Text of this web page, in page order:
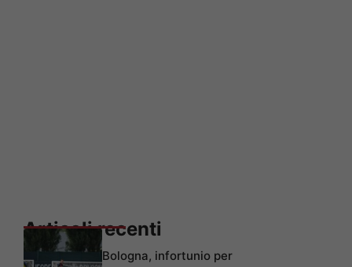
Articoli recenti
Bologna, infortunio per